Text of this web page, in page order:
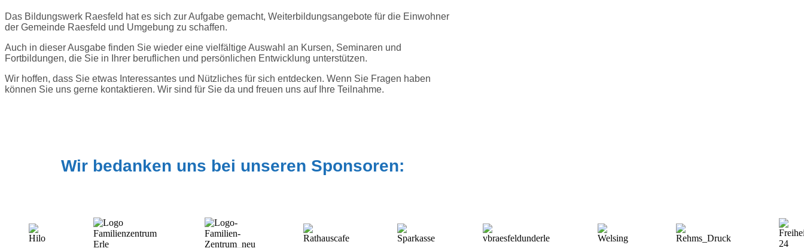
Das Bildungswerk Raesfeld hat es sich zur Aufgabe gemacht, Weiterbildungsangebote für die Einwohner
der Gemeinde Raesfeld und Umgebung zu schaffen.
Auch in dieser Ausgabe finden Sie wieder eine vielfältige Auswahl an Kursen, Seminaren und
Fortbildungen, die Sie in Ihrer beruflichen und persönlichen Entwicklung unterstützen.
Wir hoffen, dass Sie etwas Interessantes und Nützliches für sich entdecken. Wenn Sie Fragen haben
können Sie uns gerne kontaktieren. Wir sind für Sie da und freuen uns auf Ihre Teilnahme.
Wir bedanken uns bei unseren Sponsoren: